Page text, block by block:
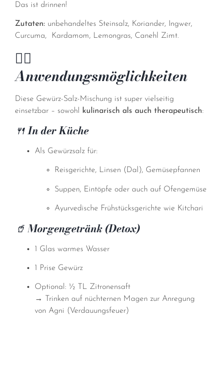
Das ist drinnen!
Zutaten: unbehandeltes Steinsalz, Koriander, Ingwer,
Curcuma,
Kardamom, Lemongras, Canehl Zimt.
🧘‍♀️
Anwendungsmöglichkeiten
Diese Gewürz-Salz-Mischung ist super vielseitig
einsetzbar – sowohl
kulinarisch als auch therapeutisch:
🍴In der Küche
Als Gewürzsalz für:
Reisgerichte, Linsen (Dal), Gemüsepfannen
Suppen, Eintöpfe oder auch auf Ofengemüse
Ayurvedische Frühstücksgerichte wie Kitchari
🥤Morgengetränk (Detox)
1 Glas warmes Wasser
1 Prise Gewürz
Optional: ½ TL Zitronensaft
→ Trinken auf nüchternen Magen zur Anregung
von Agni (Verdauungsfeuer)